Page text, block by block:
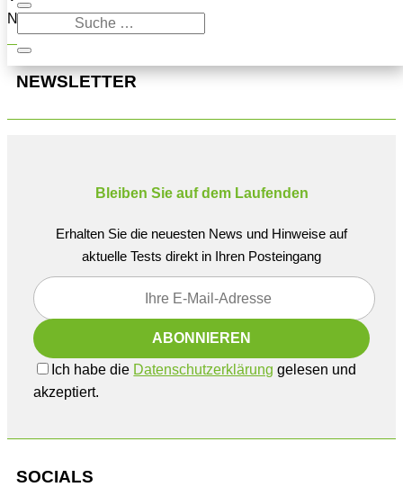
Navigation oben, um den Beitrag zu finden.
NEWSLETTER
Bleiben Sie auf dem Laufenden
Erhalten Sie die neuesten News und Hinweise auf
aktuelle Tests direkt in Ihren Posteingang
Ich habe die Datenschutzerklärung gelesen und
akzeptiert.
SOCIALS